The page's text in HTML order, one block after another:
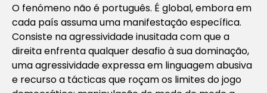
O fenómeno não é português. É global, embora em
cada país assuma uma manifestação específica.
Consiste na agressividade inusitada com que a
direita enfrenta qualquer desafio à sua dominação,
uma agressividade expressa em linguagem abusiva
e recurso a tácticas que roçam os limites do jogo